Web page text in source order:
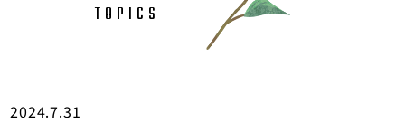
TOPICS
2024.7.31